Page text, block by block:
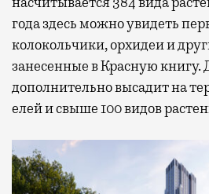
года здесь можно увидеть
колокольчики, орхидеи и
занесенные в Красную книгу.
дополнительно высадит на
елей и свыше 100 видов